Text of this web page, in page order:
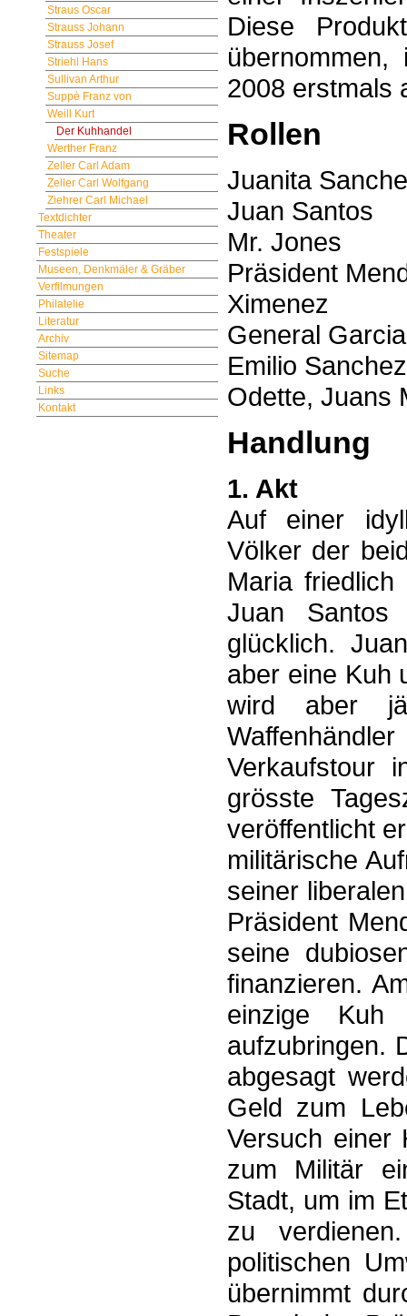
Straus Oscar
Strauss Johann
Strauss Josef
Striehl Hans
Sullivan Arthur
Suppè Franz von
Weill Kurt
Der Kuhhandel
Werther Franz
Zeller Carl Adam
Zeller Carl Wolfgang
Ziehrer Carl Michael
Textdichter
Theater
Festspiele
Museen, Denkmäler & Gräber
Verfilmungen
Philatelie
Literatur
Archiv
Sitemap
Suche
Links
Kontakt
Diese
2008 erstmals
Rollen
Juanita
Juan Santos
Mr. Jones
Präsident
Ximenez
General
Emilio
Odette, Juans
Handlung
1. Akt
Auf einer
Völker der
Maria friedlich
Juan
glücklich.
aber eine Kuh
wird aber
Verkaufstour
grösste
veröffentlicht
militärische
seiner
Präsident
seine
finanzieren.
einzige
aufzubringen.
abgesagt
Geld zum
Versuch einer
zum Militär
Stadt, um im
zu
politischen
übernimmt